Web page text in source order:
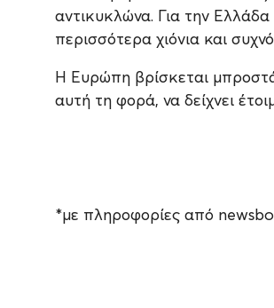
αντικυκλώνα. Για την
περισσότερα χιόνια και
Η Ευρώπη βρίσκεται
αυτή τη φορά, να δείχνει
*με πληροφορίες από